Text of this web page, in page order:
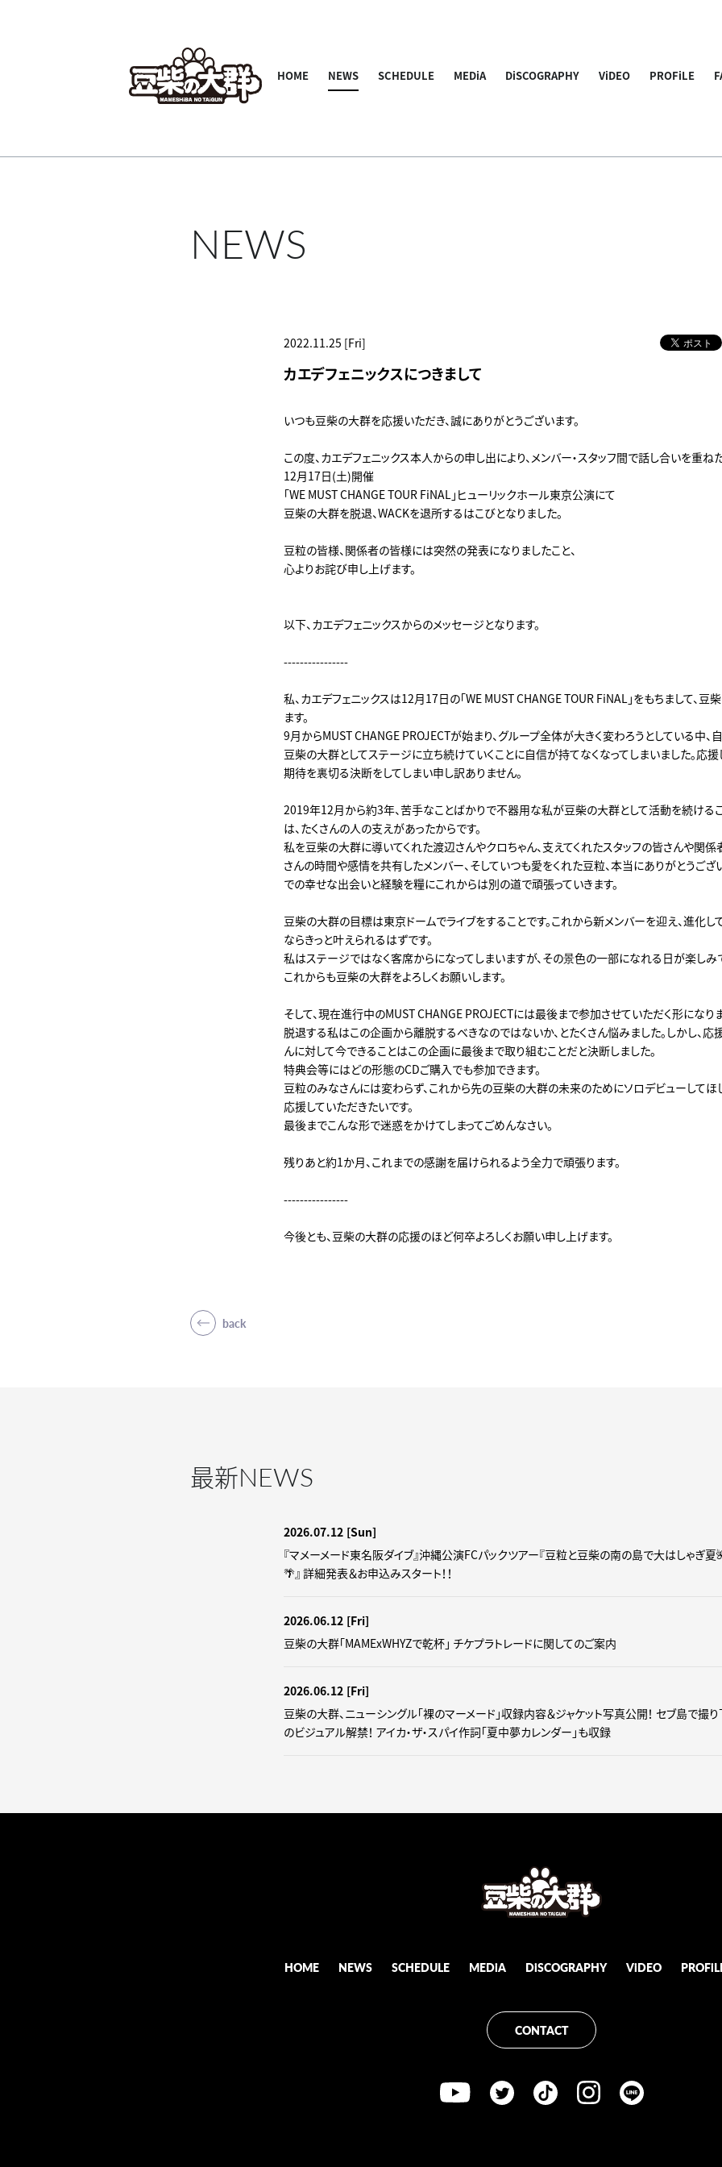
HOME NEWS SCHEDULE MEDiA DiSCOGRAPHY ViDEO PROFiLE
NEWS
2022.11.25 [Fri]
カエデフェニックスにつきまして
いつも豆柴の大群を応援いただき、誠にありがとうございます。
この度、カエデフェニックス本人からの申し出により、メンバー・スタッフ間で話し合いを重ね
12月17日(土)開催
「WE MUST CHANGE TOUR FiNAL」ヒューリックホール東京公演にて
豆柴の大群を脱退、WACKを退所するはこびとなりました。
豆粒の皆様、関係者の皆様には突然の発表になりましたこと、
心よりお詫び申し上げます。
以下、カエデフェニックスからのメッセージとなります。
----------------
私、カエデフェニックスは12月17日の「WE MUST CHANGE TOUR FiNAL」をもちまして、豆
ます。
9月からMUST CHANGE PROJECTが始まり、グループ全体が大きく変わろうとしている中、
豆柴の大群としてステージに立ち続けていくことに自信が持てなくなってしまいました。応援
期待を裏切る決断をしてしまい申し訳ありません。
2019年12月から約3年、苦手なことばかりで不器用な私が豆柴の大群として活動を続ける
は、たくさんの人の支えがあったからです。
私を豆柴の大群に導いてくれた渡辺さんやクロちゃん、支えてくれたスタッフの皆さんや関係
さんの時間や感情を共有したメンバー、そしていつも愛をくれた豆粒、本当にありがとうござ
での幸せな出会いと経験を糧にこれからは別の道で頑張っていきます。
豆柴の大群の目標は東京ドームでライブをすることです。これから新メンバーを迎え、進化し
ならきっと叶えられるはずです。
私はステージではなく客席からになってしまいますが、その景色の一部になれる日が楽しみ
これからも豆柴の大群をよろしくお願いします。
そして、現在進行中のMUST CHANGE PROJECTには最後まで参加させていただく形になりま
脱退する私はこの企画から離脱するべきなのではないか、とたくさん悩みました。しかし、応
んに対して今できることはこの企画に最後まで取り組むことだと決断しました。
特典会等にはどの形態のCDご購入でも参加できます。
豆粒のみなさんには変わらず、これから先の豆柴の大群の未来のためにソロデビューしてほ
応援していただきたいです。
最後までこんな形で迷惑をかけてしまってごめんなさい。
残りあと約1か月、これまでの感謝を届けられるよう全力で頑張ります。
----------------
今後とも、豆柴の大群の応援のほど何卒よろしくお願い申し上げます。
back
最新NEWS
2026.07.12 [Sun]
『マメーメード東名阪ダイブ』沖縄公演FCパックツアー『豆粒と豆柴の南の島で大はしゃぎ
🌴』 詳細発表＆お申込みスタート！！
2026.06.12 [Fri]
豆柴の大群「MAMExWHYZで乾杯」 チケプラトレードに関してのご案内
2026.06.12 [Fri]
豆柴の大群、ニューシングル「裸のマーメード」収録内容＆ジャケット写真公開！ セブ島で撮
のビジュアル解禁！ アイカ・ザ・スパイ作詞「夏中夢カレンダー」も収録
HOME NEWS SCHEDULE MEDiA DiSCOGRAPHY ViDEO
CONTACT